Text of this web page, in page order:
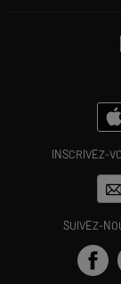
INSCRIVEZ-
SUIVEZ-